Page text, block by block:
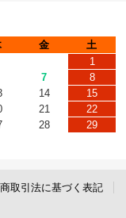
金
土
1
7
8
14
15
21
22
28
29
取引法に基づく表記